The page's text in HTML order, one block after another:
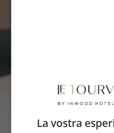
La vostra